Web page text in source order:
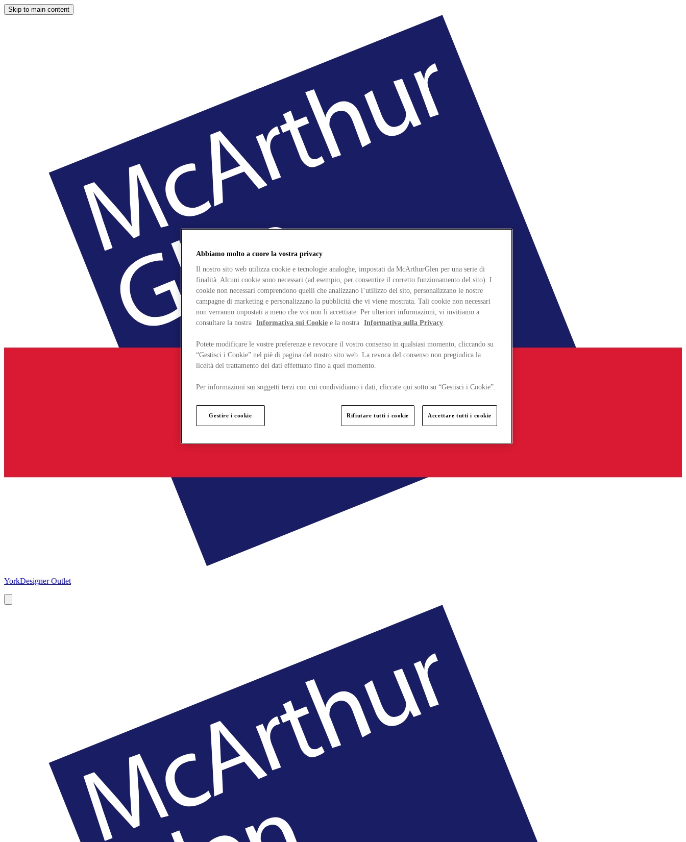
Skip to main content
YorkDesigner Outlet
Abbiamo molto a cuore la vostra privacy
Il nostro sito web utilizza cookie e tecnologie analoghe, impostati da McArthurGlen per una serie di
finalità. Alcuni cookie sono necessari (ad esempio, per consentire il corretto funzionamento del sito). I
cookie non necessari comprendono quelli che analizzano l’utilizzo del sito, personalizzano le nostre
campagne di marketing e personalizzano la pubblicità che vi viene mostrata. Tali cookie non necessari
non verranno impostati a meno che voi non li accettiate. Per ulteriori informazioni, vi invitiamo a
consultare la nostra Informativa sui Cookie e la nostra Informativa sulla Privacy.
Potete modificare le vostre preferenze e revocare il vostro consenso in qualsiasi momento, cliccando su
“Gestisci i Cookie” nel piè di pagina del nostro sito web. La revoca del consenso non pregiudica la
liceità del trattamento dei dati effettuato fino a quel momento.
Per informazioni sui soggetti terzi con cui condividiamo i dati, cliccate qui sotto su “Gestisci i Cookie”.
Gestire i cookie Rifiutare tutti i cookie Accettare tutti i cookie